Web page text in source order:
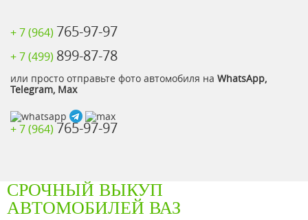
+ 7 (964) 765-97-97
+ 7 (499) 899-87-78
или просто отправьте фото автомобиля на WhatsApp,
Telegram, Max
+ 7 (964) 765-97-97
СРОЧНЫЙ ВЫКУП
АВТОМОБИЛЕЙ ВАЗ